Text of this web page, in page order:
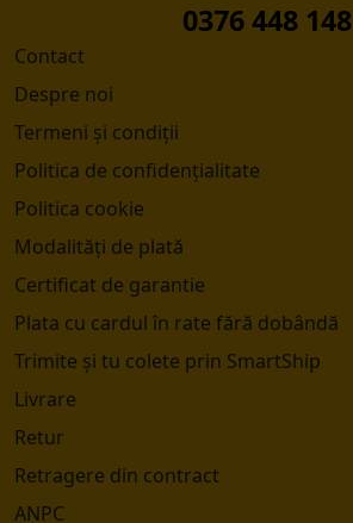
0376 448 148
Contact
Despre noi
Termeni și condiții
Politica de confidențialitate
Politica cookie
Modalități de plată
Certificat de garantie
Plata cu cardul în rate fără dobândă
Trimite și tu colete prin SmartShip
Livrare
Retur
Retragere din contract
ANPC